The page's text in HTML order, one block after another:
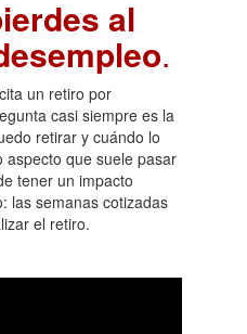
al
.
un retiro por
casi siempre es la
retirar y cuándo lo
aspecto que suele pasar
tener un impacto
las semanas cotizadas
el retiro.